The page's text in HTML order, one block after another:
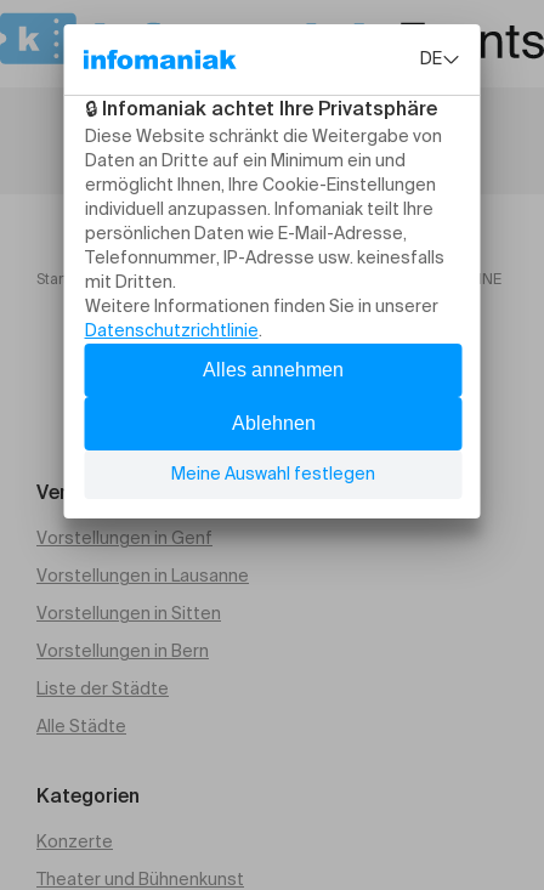
Startseite TO! Saison 2026 LA CANTINE DE NASREDDINE
Veranstaltung suchen
Vorstellungen in Genf
Vorstellungen in Lausanne
Vorstellungen in Sitten
Vorstellungen in Bern
Liste der Städte
Alle Städte
Kategorien
Konzerte
Theater und Bühnenkunst